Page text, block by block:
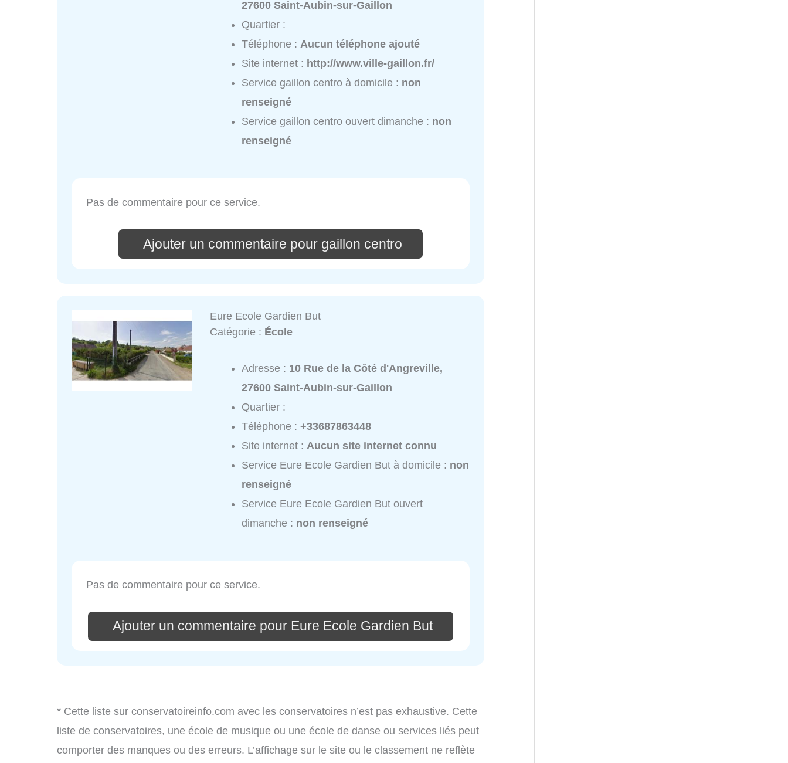
27600 Saint-Aubin-sur-Gaillon
Quartier :
Téléphone :Aucun téléphone ajouté
Site internet : http://www.ville-gaillon.fr/
Service gaillon centro à domicile : non
renseigné
Service gaillon centro ouvert dimanche : non
renseigné
Pas de commentaire pour ce service.
Ajouter un commentaire pour gaillon centro
Eure Ecole Gardien But
Catégorie : École
Adresse : 10 Rue de la Côté d'Angreville,
27600 Saint-Aubin-sur-Gaillon
Quartier :
Téléphone :+33687863448
Site internet : Aucun site internet connu
Service Eure Ecole Gardien But à domicile : non
renseigné
Service Eure Ecole Gardien But ouvert
dimanche : non renseigné
Pas de commentaire pour ce service.
Ajouter un commentaire pour Eure Ecole Gardien But
* Cette liste sur conservatoireinfo.com avec les conservatoires n’est pas exhaustive. Cette
liste de conservatoires, une école de musique ou une école de danse ou services liés peut
comporter des manques ou des erreurs. L’affichage sur le site ou le classement ne reflète